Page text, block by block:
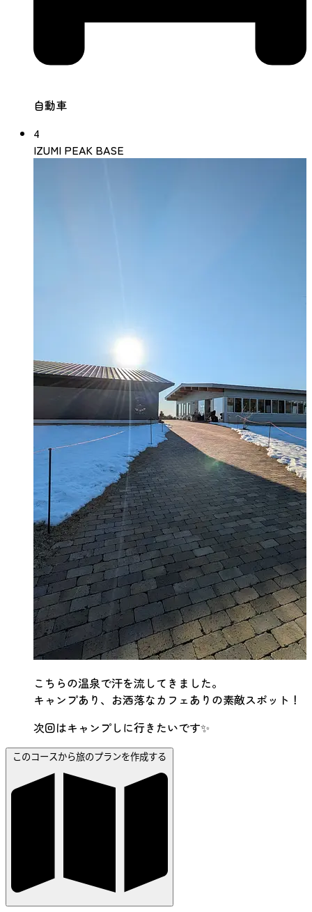
自動車
4
IZUMI PEAK BASE
こちらの温泉で汗を流してきました。
キャンプあり、お洒落なカフェありの素敵スポット！
次回はキャンプしに行きたいです✨
このコースから旅のプランを作成する